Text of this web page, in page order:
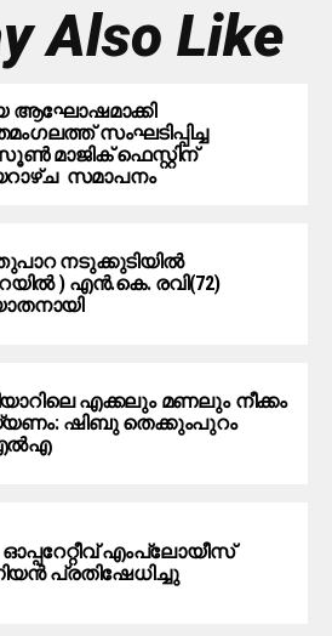
Also Like
ആഘോഷമാക്കി
സംഘടിപ്പിച്ച
മാജിക് ഫെസ്റ്റിന്
സമാപനം
നടുക്കുടിയിൽ
) എൻ.കെ. രവി(72)
എക്കലും മണലും നീക്കം
ഷിബു തെക്കുംപുറം
എംപ്ലോയീസ്
പ്രതിഷേധിച്ചു